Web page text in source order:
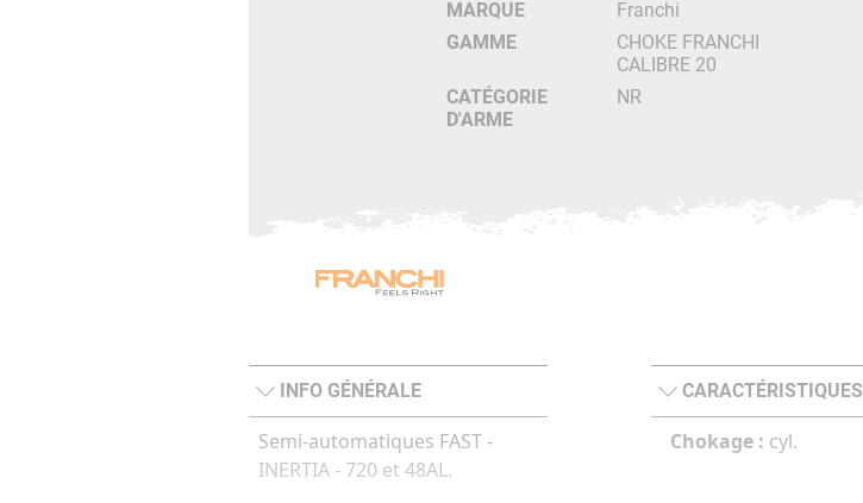
MARQUE
Franchi
GAMME
CHOKE FRANCHI
CALIBRE 20
CATÉGORIE
D'ARME
NR
INFO GÉNÉRALE
Semi-automatiques FAST -
INERTIA - 720 et 48AL.
CARACTÉRISTIQUES
Chokage : cyl.